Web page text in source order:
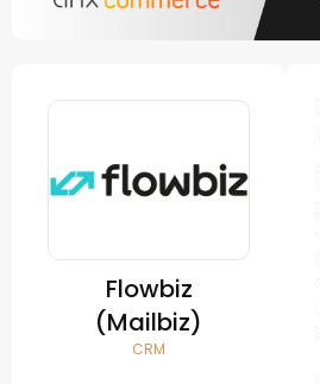
Flowbiz
(Mailbiz)
CRM